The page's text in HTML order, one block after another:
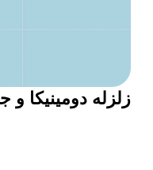
زلزله دومینیکا و